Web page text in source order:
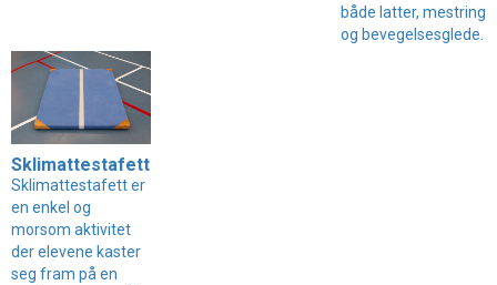
både latter, mestring
og bevegelsesglede.
Sklimattestafett
Sklimattestafett er
en enkel og
morsom aktivitet
der elevene kaster
seg fram på en